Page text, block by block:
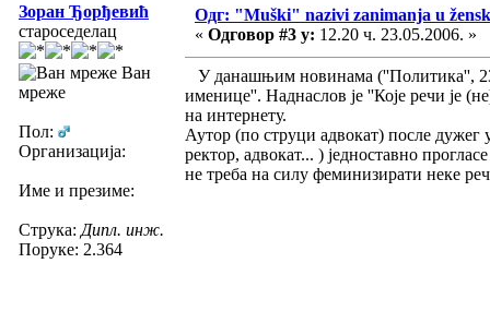
Зоран Ђорђевић
староседелац
Ван
мреже
Пол:
Организација:
Име и презиме:
Струка: Дипл. инж.
Поруке: 2.364
Одг: "Muški" nazivi zanimanja u
« Одговор #3 у: 12.20 ч. 23.05.2006. »
У данашњим новинама (''Политика'',
именице''. Наднаслов је ''Које речи је
на интернету.
Аутор (по струци адвокат) после дужег
ректор, адвокат... ) једноставно
не треба на силу феминизирати неке